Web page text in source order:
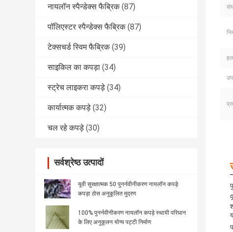
नायलॉन स्पैन्डेक्स फैब्रिक (87)
पॉलिएस्टर स्पैन्डेक्स फैब्रिक (87)
टेक्सचर्ड स्विम फैब्रिक (39)
साइकिल का कपड़ा (34)
स्ट्रेच लाइकरा कपड़े (34)
कार्यात्मक कपड़े (32)
चल रहे कपड़े (30)
सर्वश्रेष्ठ उत्पादों
यूवी सुरक्षात्मक 50 पुनर्नवीनीकरण नायलॉन कपड़े
कपड़ा ठोस अनुकूलित मुद्रण
100% पुनर्नवीनीकरण नायलॉन कपड़े स्थायी परिधान
के लिए अनुकूलन योग्य पट्टी निर्माण